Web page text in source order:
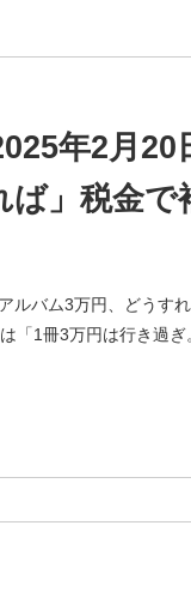
年2月
」税金
バム3万円、どうす
「1冊3万円は行き過